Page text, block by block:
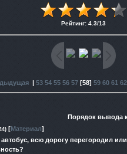
Рейтинг: 4.3/13
| 53 54 55 56 57[58] 59 60 61 62
Порядок вывода
[Материал]
автобус, всю дорогу перегородил